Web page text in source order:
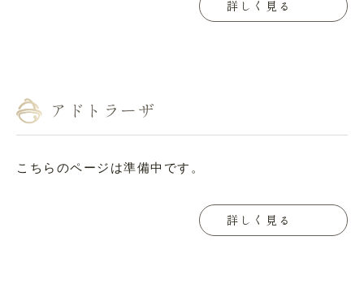
詳しく見る
アドトラーザ
こちらのページは準備中です。
詳しく見る